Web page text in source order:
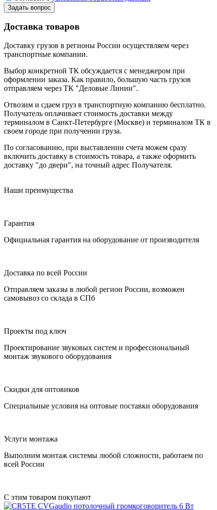
Задать вопрос
Доставка товаров
Доставку грузов в регионы России осуществляем через
транспортные компании.
Выбор конкретной ТК обсуждается с менеджером при
оформлении заказа. Как правило, большую часть грузов
отправляем через ТК "Деловые Линии".
Отвозим и сдаем груз в транспортную компанию бесплатно.
Получатель оплачивает стоимость доставки между
терминалом в Санкт-Петербурге (Москве) и терминалом ТК в
своем городе при получении груза.
По согласованию, при выставлении счета можем сразу
включить доставку в стоимость товара, а также оформить
доставку "до двери", на точный адрес Получателя.
Наши преимущества
Гарантия
Официальная гарантия на оборудование от производителя
Доставка по всей России
Отправляем заказы в любой регион России, возможен
самовывоз со склада в СПб
Проекты под ключ
Проектирование звуковых систем и профессиональный
монтаж звукового оборудования
Скидки для оптовиков
Специальные условия на оптовые поставки оборудования
Услуги монтажа
Выполним монтаж системы любой сложности, работаем по
всей России
С этим товаром покупают